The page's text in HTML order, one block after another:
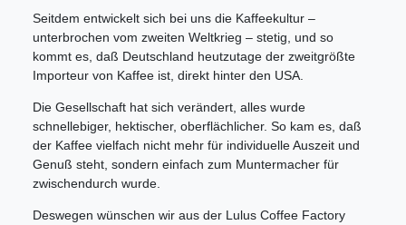
Seitdem entwickelt sich bei uns die Kaffeekultur –
unterbrochen vom zweiten Weltkrieg – stetig, und so
kommt es, daß Deutschland heutzutage der zweitgrößte
Importeur von Kaffee ist, direkt hinter den USA.
Die Gesellschaft hat sich verändert, alles wurde
schnellebiger, hektischer, oberflächlicher. So kam es, daß
der Kaffee vielfach nicht mehr für individuelle Auszeit und
Genuß steht, sondern einfach zum Muntermacher für
zwischendurch wurde.
Deswegen wünschen wir aus der Lulus Coffee Factory